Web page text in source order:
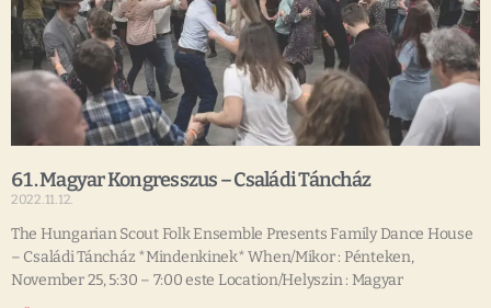
61. Magyar Kongresszus – Családi Táncház
2022.11.12.
The Hungarian Scout Folk Ensemble Presents Family Dance House
– Családi Táncház *Mindenkinek* When/Mikor : Pénteken,
November 25, 5:30 – 7:00 este Location/Helyszin : Magyar